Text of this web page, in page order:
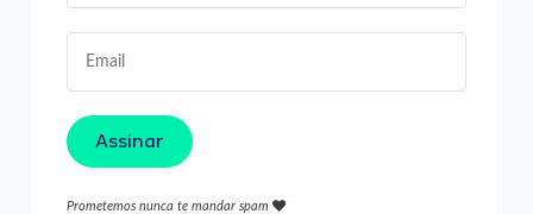
Assinar
Prometemos nunca te mandar spam